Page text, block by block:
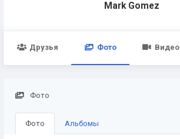
Mark Gomez
Друзья Фото Видео
Фото
Фото Альбомы